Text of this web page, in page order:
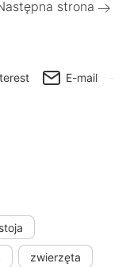
strona
E-mail
zwierzęta